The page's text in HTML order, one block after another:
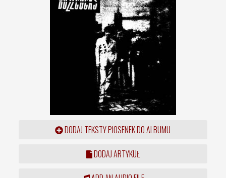
DODAJ TEKSTY PIOSENEK DO ALBUMU
DODAJ ARTYKUŁ